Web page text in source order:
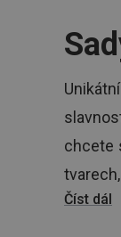
chcete
Číst dál